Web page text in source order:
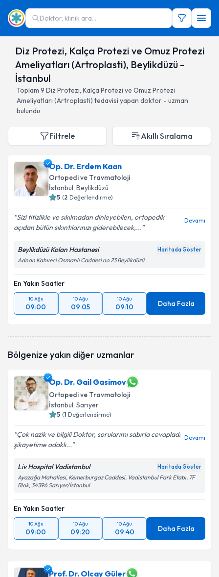
Doktor, klinik ara...
Diz Protezi, Kalça Protezi ve Omuz Protezi
Ameliyatları (Artroplasti), Beylikdüzü -
İstanbul
Toplam 9 Diz Protezi, Kalça Protezi ve Omuz Protezi
Ameliyatları (Artroplasti) tedavisi yapan doktor - uzman
bulundu
Filtrele Akıllı Sıralama
Op. Dr. Erdem Kaan
Ortopedi ve Travmatoloji
İstanbul, Beylikdüzü
5 (2 Değerlendirme)
Sizi titizlikle ve sıkılmadan dinleyebilen, ortopedik
açıdan bütün sıkıntılarınızı giderebilecek,...
Devamı
Beylikdüzü Kolan Hastanesi Haritada Göster
Adnan Kahveci Osmanlı Caddesi no 23 Beylikdüzü
En Yakın Saatler
10 Ağu
09:00
10 Ağu
09:05
10 Ağu
09:10 Daha Fazla
Bölgenize yakın diğer uzmanlar
Op. Dr. Gail Gasimov
Ortopedi ve Travmatoloji
İstanbul, Sarıyer
5 (1 Değerlendirme)
Çok nazik ve bilgili Doktor, sorularımı sabırla cevapladı
şikayetime odaklı...
Devamı
Liv Hospital Vadistanbul Haritada Göster
Ayazağa Mahallesi, Kemerburgaz Caddesi, Vadistanbul Park Etabı, 7F
Blok, 34396 Sarıyer/İstanbul
En Yakın Saatler
10 Ağu
09:00
10 Ağu
09:20
10 Ağu
09:40 Daha Fazla
Prof. Dr. Olcay Güler